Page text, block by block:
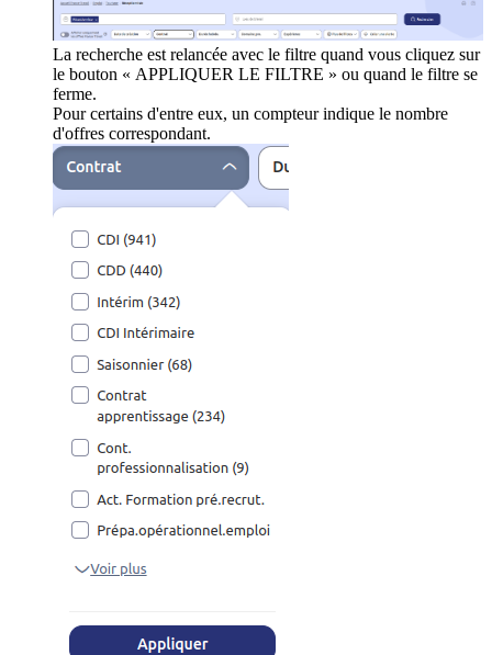
La recherche est relancée avec le filtre quand vous cliquez sur
le bouton « APPLIQUER LE FILTRE » ou quand le filtre se
ferme.
Pour certains d'entre eux, un compteur indique le nombre
d'offres correspondant.